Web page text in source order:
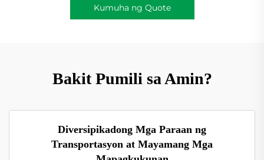
Kumuha ng Quote
Bakit Pumili sa Amin?
Diversipikadong Mga Paraan ng
Transportasyon at Mayamang Mga